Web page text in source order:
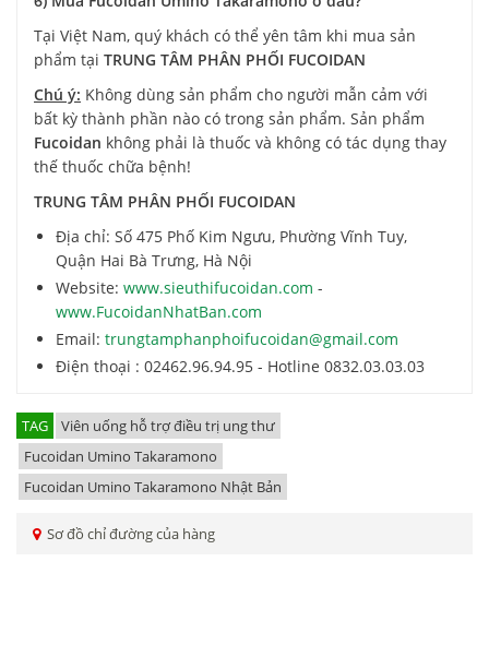
Tại Việt Nam, quý khách có thể yên tâm khi mua sản
phẩm tại TRUNG TÂM PHÂN PHỐI FUCOIDAN
Chú ý: Không dùng sản phẩm cho người mẫn cảm với
bất kỳ thành phần nào có trong sản phẩm. Sản phẩm
Fucoidan không phải là thuốc và không có tác dụng thay
thế thuốc chữa bệnh!
TRUNG TÂM PHÂN PHỐI FUCOIDAN
Địa chỉ: Số 475 Phố Kim Ngưu, Phường Vĩnh Tuy,
Quận Hai Bà Trưng, Hà Nội
Website: www.sieuthifucoidan.com -
www.FucoidanNhatBan.com
Email: trungtamphanphoifucoidan@gmail.com
Điện thoại : 02462.96.94.95 - Hotline 0832.03.03.03
TAG
Viên uống hỗ trợ điều trị ung thư
Fucoidan Umino Takaramono
Fucoidan Umino Takaramono Nhật Bản
Sơ đồ chỉ đường của hàng